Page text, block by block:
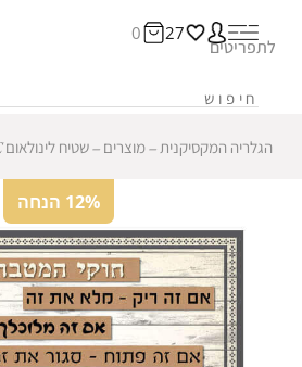
27
0
לתפריטים
הגלריה המקסיקנית ‒מוצרים ‒שטיח לינולאום PVC ויניל חוקי המטבח NP
12% הנחה